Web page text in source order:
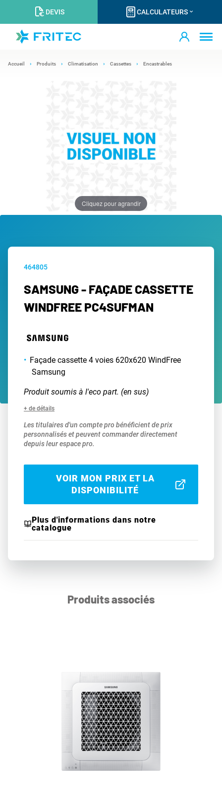
DEVIS CALCULATEURS
Accueil Produits Climatisation Cassettes Encastrables
Cliquez pour agrandir
464805
SAMSUNG - FAÇADE CASSETTE
WINDFREE PC4SUFMAN
Façade cassette 4 voies 620x620 WindFree
Samsung
Produit soumis à l'eco part. (en sus)
+ de détails
Les titulaires d'un compte pro bénéficient de prix
personnalisés et peuvent commander directement
depuis leur espace pro.
VOIR MON PRIX ET LA
DISPONIBILITÉ
Plus d'informations dans notre
catalogue
Produits associés